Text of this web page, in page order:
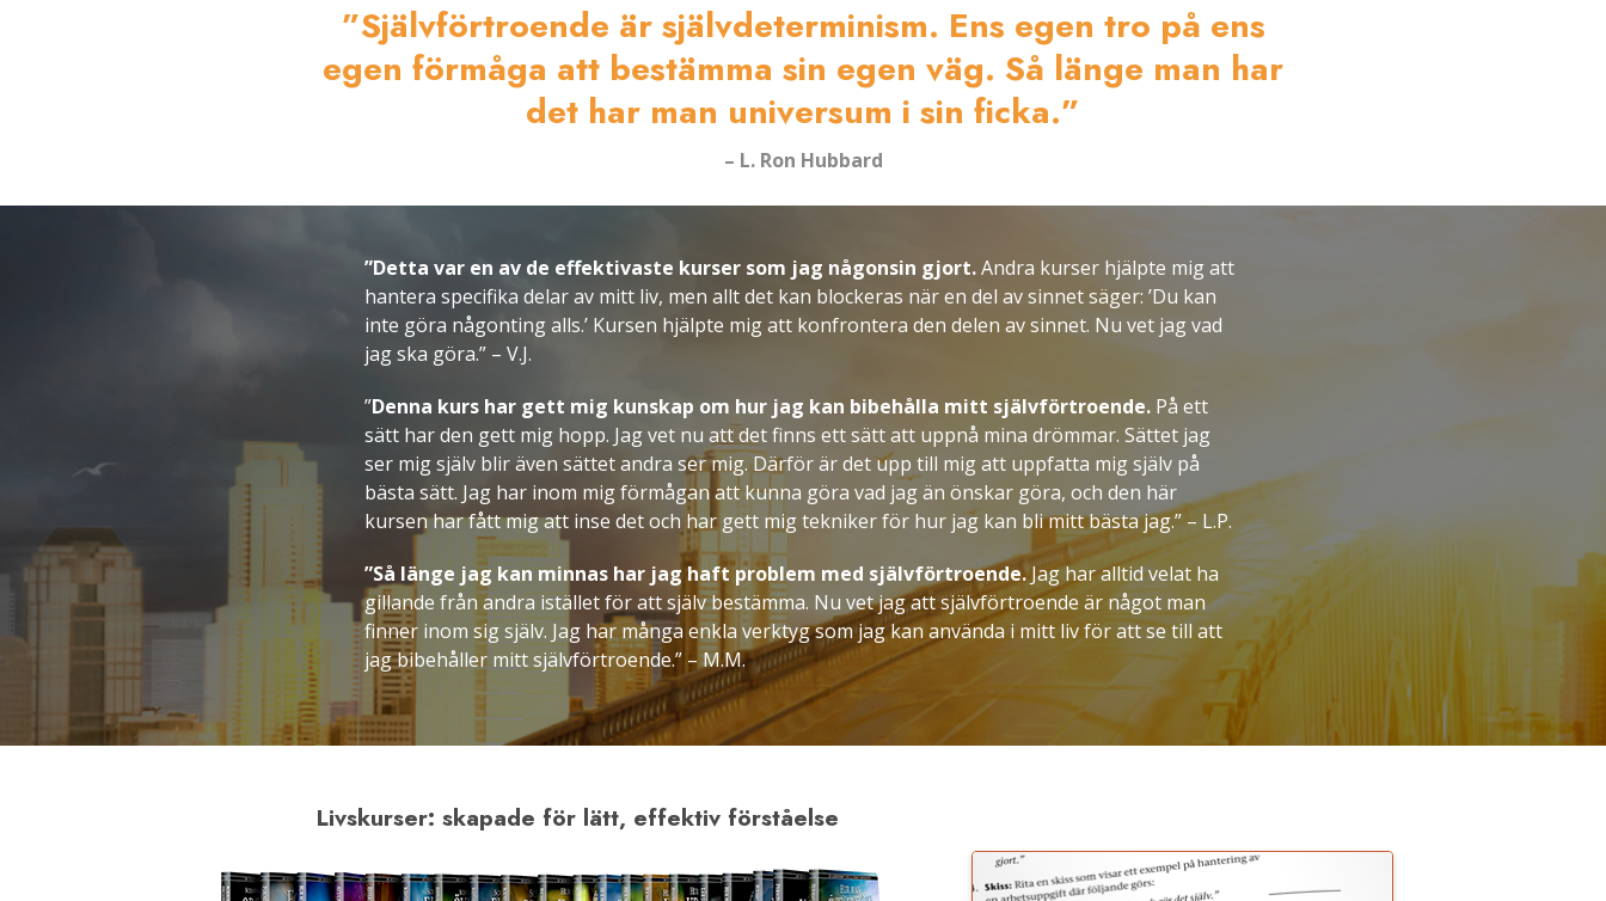
”Självförtroende är självdeterminism. Ens egen tro på ens
egen förmåga att bestämma sin egen väg. Så länge man har
det har man universum i sin ficka.”
– L. Ron Hubbard
”Detta var en av de effektivaste kurser som jag någonsin gjort.Andra kurser hjälpte mig att
hantera specifika delar av mitt liv, men allt det kan blockeras när en del av sinnet säger: ’Du kan
inte göra någonting alls.’ Kursen hjälpte mig att konfrontera den delen av sinnet. Nu vet jag vad
jag ska göra.” – V.J.
”Denna kurs har gett mig kunskap om hur jag kan bibehålla mitt självförtroende. På ett
sätt har den gett mig hopp. Jag vet nu att det finns ett sätt att uppnå mina drömmar. Sättet jag
ser mig själv blir även sättet andra ser mig. Därför är det upp till mig att uppfatta mig själv på
bästa sätt. Jag har inom mig förmågan att kunna göra vad jag än önskar göra, och den här
kursen har fått mig att inse det och har gett mig tekniker för hur jag kan bli mitt bästa jag.” – L.P.
”Så länge jag kan minnas har jag haft problem med självförtroende.Jag har alltid velat ha
gillande från andra istället för att själv bestämma. Nu vet jag att självförtroende är något man
finner inom sig själv. Jag har många enkla verktyg som jag kan använda i mitt liv för att se till att
jag bibehåller mitt självförtroende.” – M.M.
Livskurser: skapade för lätt, effektiv förståelse